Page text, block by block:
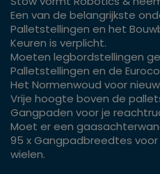
Een van de belangrijkste
Palletstellingen en het
Keuren is verplicht.
Moeten legbordstellingen
Palletstellingen en de
Het Normenwoud voor
Vrije hoogte boven de
Gangpaden voor je
Moet er een
95 x Gangpadbreedtes
wielen.